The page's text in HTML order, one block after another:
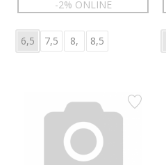
-2% ONLINE
6,5 7,5 8, 8,5